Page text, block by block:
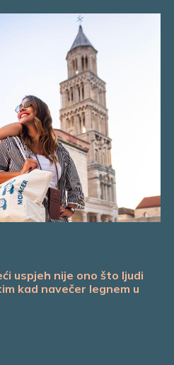
uspjeh nije ono što ljudi
kad navečer legnem u